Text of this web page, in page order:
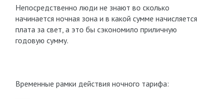
Непосредственно люди не знают во сколько
начинается ночная зона и в какой сумме начисляется
плата за свет, а это бы сэкономило приличную
годовую сумму.
Временные рамки действия ночного тарифа: